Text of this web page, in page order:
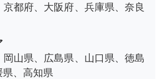
都府、大阪府、兵庫県、奈良
山県、広島県、山口県、徳島
、高知県